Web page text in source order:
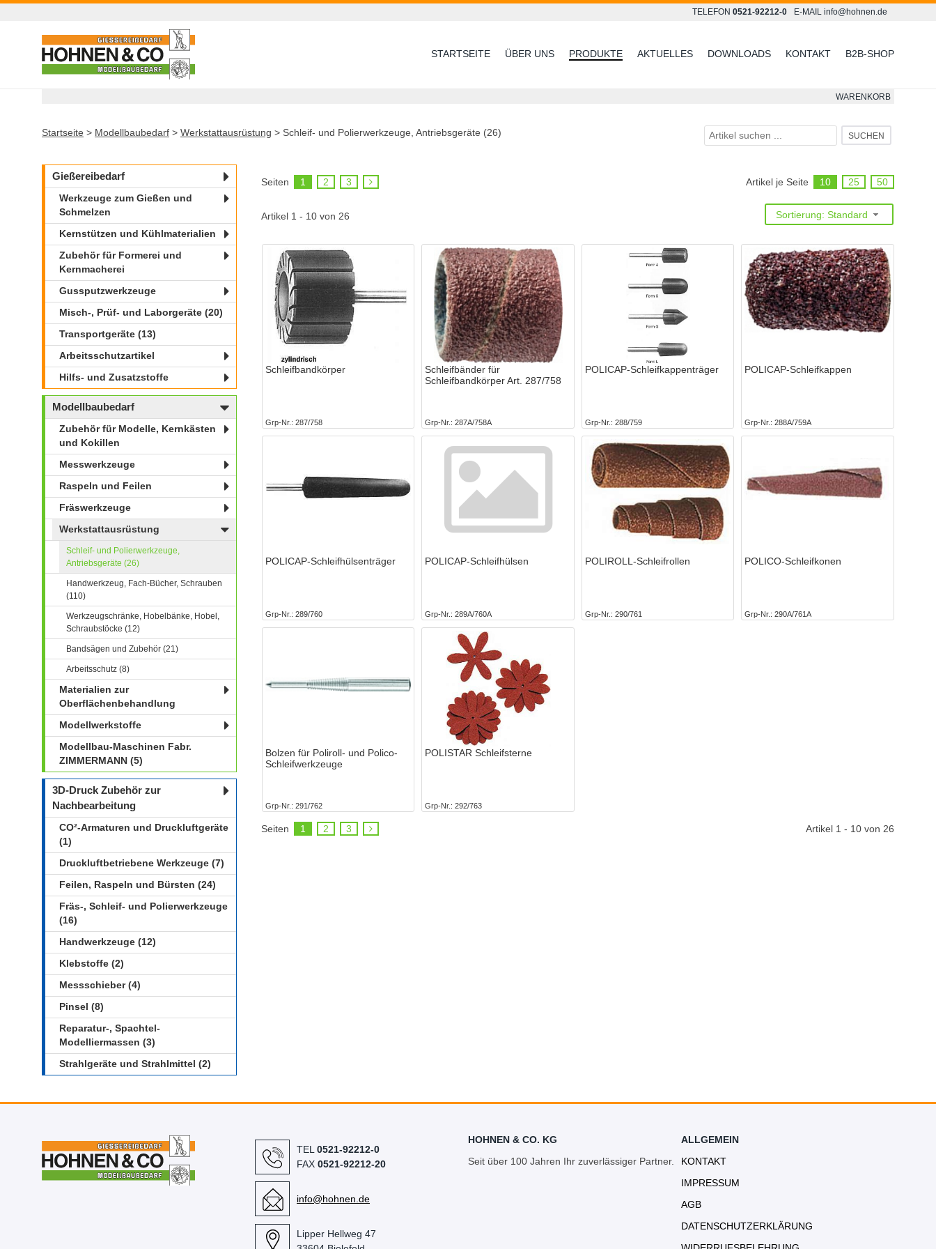
E-MAIL info@hohnen.de
TELEFON 0521-92212-0
B2B-SHOP
KONTAKT
DOWNLOADS
AKTUELLES
PRODUKTE
ÜBER UNS
STARTSEITE
WARENKORB
Startseite > Modellbaubedarf > Werkstattausrüstung > Schleif- und Polierwerkzeuge, Antriebsgeräte (26) SUCHEN
Gießereibedarf
Werkzeuge zum Gießen und
Schmelzen
Kernstützen und Kühlmaterialien
Zubehör für Formerei und
Kernmacherei
Gussputzwerkzeuge
Misch-, Prüf- und Laborgeräte (20)
Transportgeräte (13)
Arbeitsschutzartikel
Hilfs- und Zusatzstoffe
Modellbaubedarf
Zubehör für Modelle, Kernkästen
und Kokillen
Messwerkzeuge
Raspeln und Feilen
Fräswerkzeuge
Werkstattausrüstung
Schleif- und Polierwerkzeuge,
Antriebsgeräte (26)
Handwerkzeug, Fach-Bücher, Schrauben
(110)
Werkzeugschränke, Hobelbänke, Hobel,
Schraubstöcke (12)
Bandsägen und Zubehör (21)
Arbeitsschutz (8)
Materialien zur
Oberflächenbehandlung
Modellwerkstoffe
Modellbau-Maschinen Fabr.
ZIMMERMANN (5)
3D-Druck Zubehör zur
Nachbearbeitung
CO²-Armaturen und Druckluftgeräte
(1)
Druckluftbetriebene Werkzeuge (7)
Feilen, Raspeln und Bürsten (24)
Fräs-, Schleif- und Polierwerkzeuge
(16)
Handwerkzeuge (12)
Klebstoffe (2)
Messschieber (4)
Pinsel (8)
Reparatur-, Spachtel-
Modelliermassen (3)
Strahlgeräte und Strahlmittel (2)
Seiten 1 2 3 Artikel je Seite 10 25 50
Artikel 1 - 10 von 26 Sortierung: Standard
Schleifbandkörper
Grp-Nr. 287/758
Schleifbänder für
Schleifbandkörper Art. 287/758
Grp-Nr. 287A/758A
POLICAP-Schleifkappenträger
Grp-Nr. 288/759
POLICAP-Schleifkappen
Grp-Nr. 288A/759A
POLICAP-Schleifhülsenträger
Grp-Nr. 289/760
POLICAP-Schleifhülsen
Grp-Nr. 289A/760A
POLIROLL-Schleifrollen
Grp-Nr. 290/761
POLICO-Schleifkonen
Grp-Nr. 290A/761A
Bolzen für Poliroll- und Polico-
Schleifwerkzeuge
Grp-Nr. 291/762
POLISTAR Schleifsterne
Grp-Nr. 292/763
Seiten 1 2 3 Artikel 1 - 10 von 26
TEL 0521-92212-0
FAX 0521-92212-20
info@hohnen.de
Lipper Hellweg 47
HOHNEN & CO. KG
Seit über 100 Jahren Ihr zuverlässiger Partner.
ALLGEMEIN
KONTAKT
IMPRESSUM
AGB
DATENSCHUTZERKLÄRUNG